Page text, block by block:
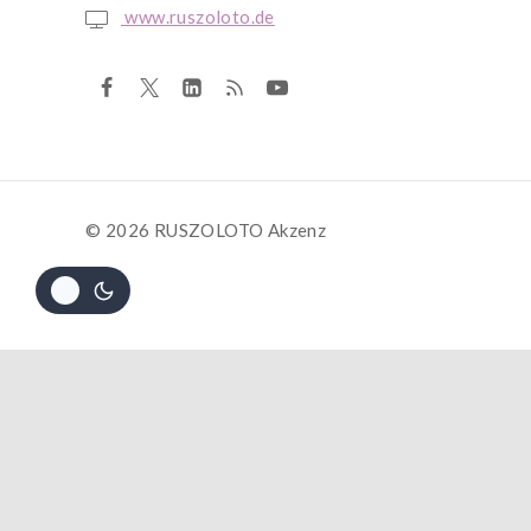
www.ruszoloto.de
© 2026 RUSZOLOTO Akzenz